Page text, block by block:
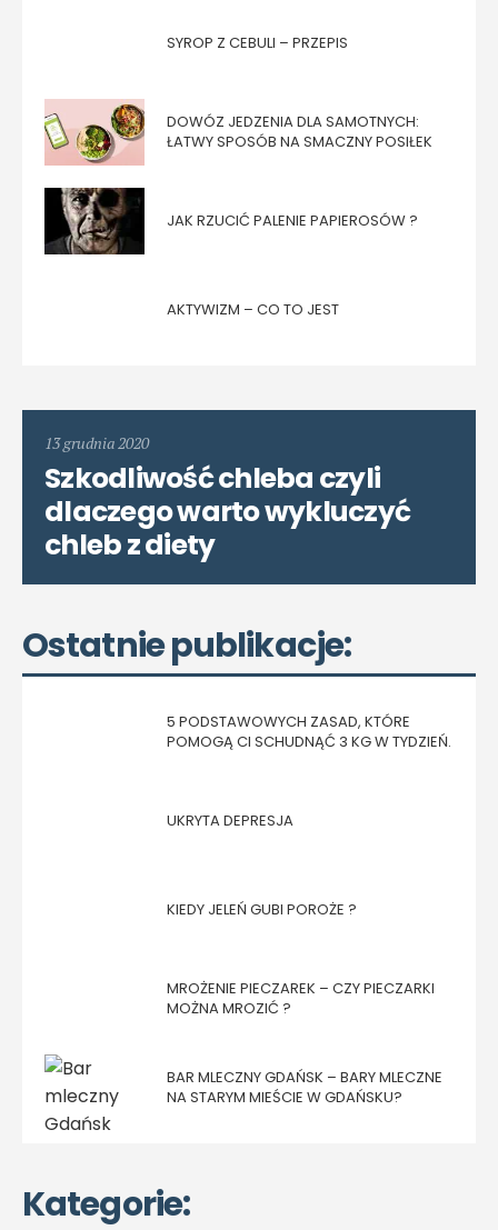
SYROP Z CEBULI – PRZEPIS
DOWÓZ JEDZENIA DLA SAMOTNYCH:
ŁATWY SPOSÓB NA SMACZNY POSIŁEK
JAK RZUCIĆ PALENIE PAPIEROSÓW ?
AKTYWIZM – CO TO JEST
13 grudnia 2020
Szkodliwość chleba czyli
dlaczego warto wykluczyć
chleb z diety
Ostatnie publikacje:
5 PODSTAWOWYCH ZASAD, KTÓRE
POMOGĄ CI SCHUDNĄĆ 3 KG W TYDZIEŃ.
UKRYTA DEPRESJA
KIEDY JELEŃ GUBI POROŻE ?
MROŻENIE PIECZAREK – CZY PIECZARKI
MOŻNA MROZIĆ ?
BAR MLECZNY GDAŃSK – BARY MLECZNE
NA STARYM MIEŚCIE W GDAŃSKU?
Kategorie: